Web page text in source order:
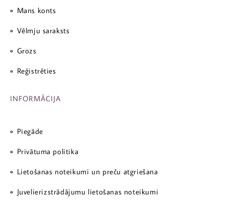
Mans konts
Vēlmju saraksts
Grozs
Reģistrēties
INFORMĀCIJA
Piegāde
Privātuma politika
Lietošanas noteikumi un preču atgriešana
Juvelierizstrādājumu lietošanas noteikumi